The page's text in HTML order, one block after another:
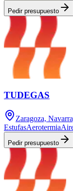
Pedir presupuesto
TUDEGAS
Zaragoza,
EstufasAerotermia
Pedir presupuesto